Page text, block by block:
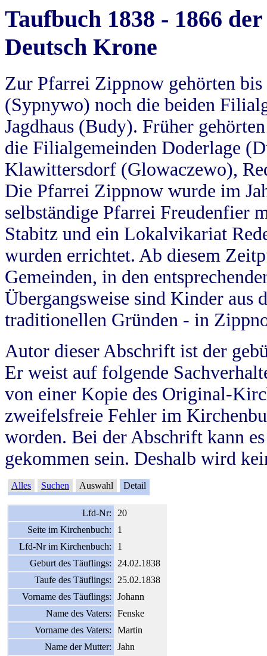
Taufbuch 1838 - 1866
Deutsch Krone
Zur Pfarrei Zippnow gehörten
(Sypnywo) noch die beiden
Jagdhaus (Budy). Früher
die Filialgemeinden Doderlage
Klawittersdorf (Glowaczewo),
Die Pfarrei Zippnow wurde im
selbständige Pfarrei Freudenfier
Stabitz und ein Lokalvikariat
wurden errichtet. Ab diesem
Gemeinden, in den
Übergangsweise sind Kinder aus
traditionellen Gründen - in
Autor dieser Abschrift ist der
Er weist auf folgende
von einer Kopie des Original-
zweifelsfreie Fehler im
worden. Bei der Abschrift kann
gekommen sein. Deshalb wird
Alles Suchen Auswahl Detail
Lfd-Nr:
20
Seite im Kirchenbuch:
1
Lfd-Nr im Kirchenbuch:
1
Geburt des Täuflings:
24.02.1838
Taufe des Täuflings:
25.02.1838
Vorname des Täuflings:
Johann
Name des Vaters:
Fenske
Vorname des Vaters:
Martin
Name der Mutter:
Jahn